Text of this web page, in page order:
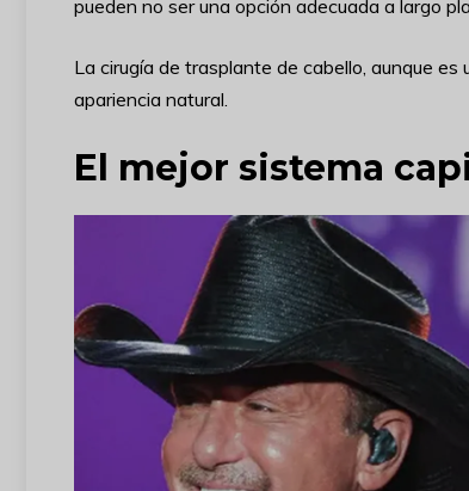
pueden no ser una opción adecuada a largo
La cirugía de trasplante de cabello, aunque
apariencia natural.
El mejor sistema